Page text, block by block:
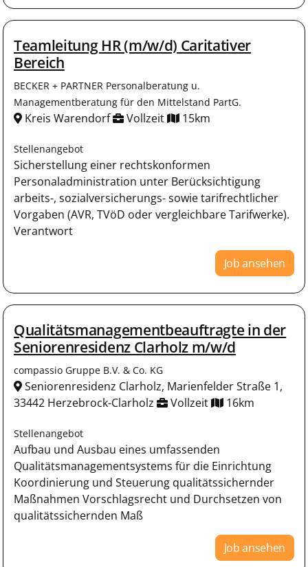
Teamleitung HR (m/w/d) Caritativer
Bereich
BECKER + PARTNER Personalberatung u.
Managementberatung für den Mittelstand PartG.
Kreis Warendorf Vollzeit 15km
Stellenangebot
Sicherstellung einer rechtskonformen
Personaladministration unter Berücksichtigung
arbeits-, sozialversicherungs- sowie tarifrechtlicher
Vorgaben (AVR, TVöD oder vergleichbare Tarifwerke).
Verantwort
Job ansehen
Qualitätsmanagementbeauftragte in der
Seniorenresidenz Clarholz m/w/d
compassio Gruppe B.V. & Co. KG
Seniorenresidenz Clarholz, Marienfelder Straße 1,
33442 Herzebrock-Clarholz
Vollzeit 16km
Stellenangebot
Aufbau und Ausbau eines umfassenden
Qualitätsmanagementsystems für die Einrichtung
Koordinierung und Steuerung qualitätssichernder
Maßnahmen Vorschlagsrecht und Durchsetzen von
qualitätssichernden Maß
Job ansehen